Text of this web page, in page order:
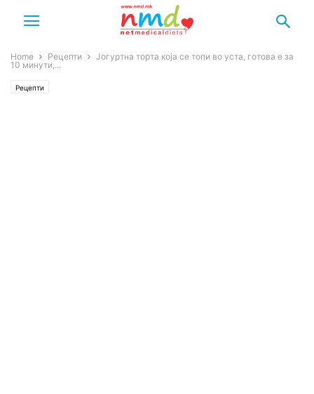
Home Рецепти
Јогуртна торта која се топи во уста, готова е за
10 минути,...
Рецепти